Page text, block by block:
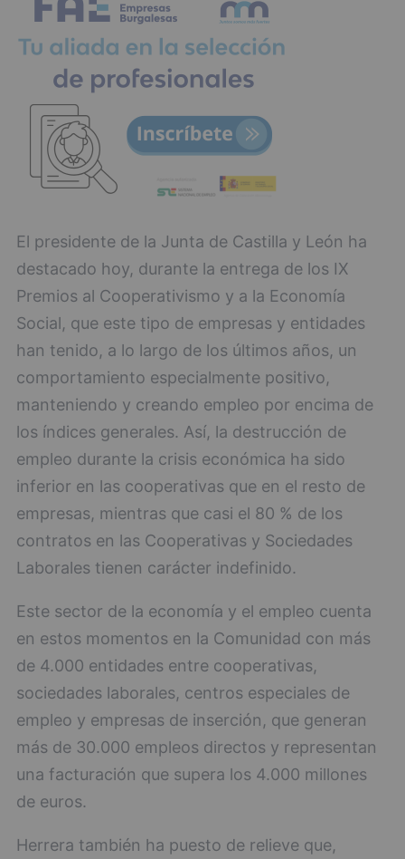
El presidente de la Junta de Castilla y León ha
destacado hoy, durante la entrega de los IX
Premios al Cooperativismo y a la Economía
Social, que este tipo de empresas y entidades
han tenido, a lo largo de los últimos años, un
comportamiento especialmente positivo,
manteniendo y creando empleo por encima de
los índices generales. Así, la destrucción de
empleo durante la crisis económica ha sido
inferior en las cooperativas que en el resto de
empresas, mientras que casi el 80 % de los
contratos en las Cooperativas y Sociedades
Laborales tienen carácter indefinido.
Este sector de la economía y el empleo cuenta
en estos momentos en la Comunidad con más
de 4.000 entidades entre cooperativas,
sociedades laborales, centros especiales de
empleo y empresas de inserción, que generan
más de 30.000 empleos directos y representan
una facturación que supera los 4.000 millones
de euros.
Herrera también ha puesto de relieve que,